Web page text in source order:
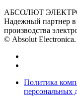
АБСОЛЮТ
Надежный партнер
производства
© Absolut
Политика
персональных